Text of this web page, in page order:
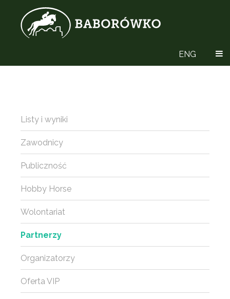
ENG
Listy i wyniki
Zawodnicy
Publiczność
Hobby Horse
Wolontariat
Partnerzy
Organizatorzy
Oferta VIP